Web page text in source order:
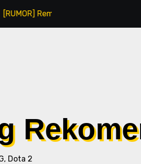
Remake Resident Evil 1 Sudah
Dota 2